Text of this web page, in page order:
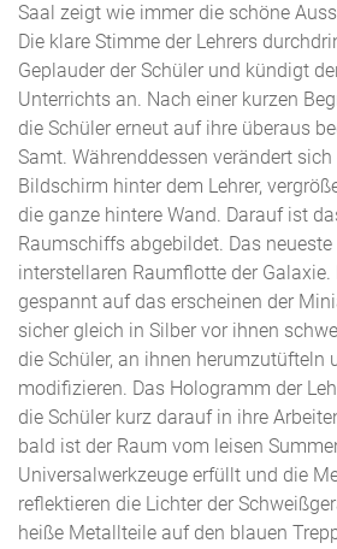
Saal zeigt wie immer die schöne
Die klare Stimme der Lehrers
Geplauder der Schüler und kündigt
Unterrichts an. Nach einer kurzen
die Schüler erneut auf ihre überaus
Samt. Währenddessen verändert
Bildschirm hinter dem Lehrer,
die ganze hintere Wand. Darauf ist
Raumschiffs abgebildet. Das
interstellaren Raumflotte der Galaxie.
gespannt auf das erscheinen der
sicher gleich in Silber vor ihnen
die Schüler, an ihnen herumzutüfteln
modifizieren. Das Hologramm der
die Schüler kurz darauf in ihre
bald ist der Raum vom leisen
Universalwerkzeuge erfüllt und die
reflektieren die Lichter der
heiße Metallteile auf den blauen